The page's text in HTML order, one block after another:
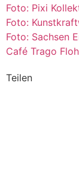
Foto: Pixi
Foto:
Foto: Sachsen
Café Trago
Teilen